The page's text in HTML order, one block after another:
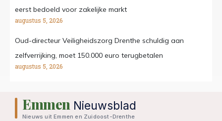
eerst bedoeld voor zakelijke markt
augustus 5, 2026
Oud-directeur Veiligheidszorg Drenthe schuldig aan
zelfverrijking, moet 150.000 euro terugbetalen
augustus 5, 2026
Emmen Nieuwsblad
Nieuws uit Emmen en Zuidoost-Drenthe